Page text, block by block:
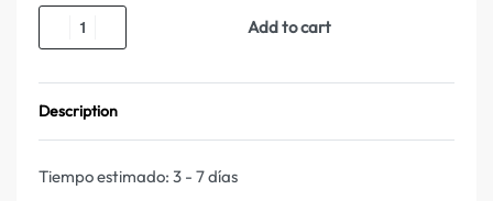
Add to cart
Description
Tiempo estimado: 3 - 7 días